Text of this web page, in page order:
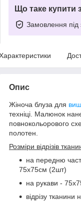
Що таке купити
Замовлення під
Опис
Жіноча блуза для
техніці. Малюнок
повнокольорового
полотен.
Розміри відрізів
на передню
75х75см (2шт)
на рукави -
відрізу тканини